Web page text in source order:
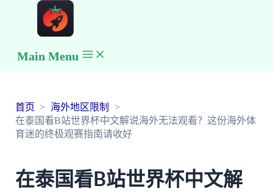
Main Menu
首页
海外地区限制
在泰国看B站世界杯中文解说海外无法观看？这份海外体
育迷的终极观赛指南请收好
在泰国看B站世界杯中文解